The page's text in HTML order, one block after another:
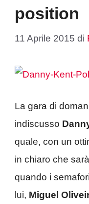
position
11 Aprile 2015 di
La gara di
indiscusso
quale, con un
in chiaro che
quando i
lui, Miguel